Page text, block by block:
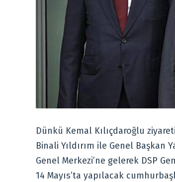
Dünkü Kemal Kılıçdaroğlu
Binali Yıldırım ile Genel Başkan
Genel Merkezi’ne gelerek DSP
14 Mayıs’ta yapılacak